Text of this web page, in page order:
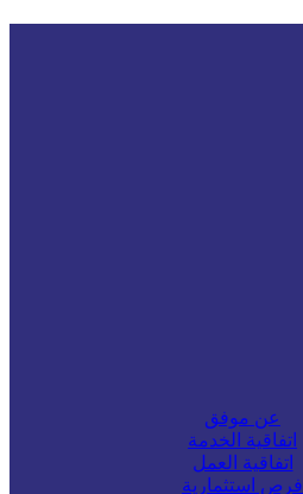
عن موفق
اتفاقية الخدمة
اتفاقية العمل
فرص استثمارية